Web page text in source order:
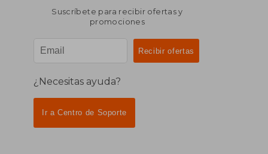
Suscríbete para recibir ofertas y
promociones
¿Necesitas ayuda?
Ir a Centro de Soporte